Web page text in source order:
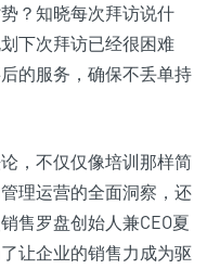
？知晓每次拜访说什
下次拜访已经很困难
的服务，确保不丢单持
，不仅仅像培训那样简
理运营的全面洞察，还
售罗盘创始人兼CEO夏
让企业的销售力成为驱